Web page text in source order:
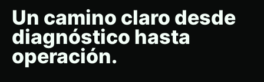
Un camino claro desde
diagnóstico hasta
operación.